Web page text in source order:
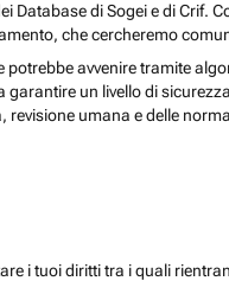
Database di Sogei e di
che cercheremo
avvenire tramite
un livello di
umana e delle
i tuoi diritti tra i quali